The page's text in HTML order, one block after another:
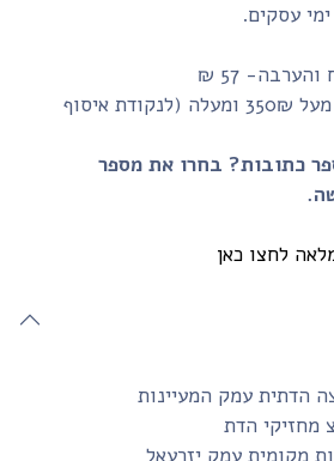
57 ₪
*משלוח חינם בהזמנה מעל 350₪ ומעלה (לנקודת איסוף
בחרו את מספר
לחצו כאן
עמק המעיינות
הדת